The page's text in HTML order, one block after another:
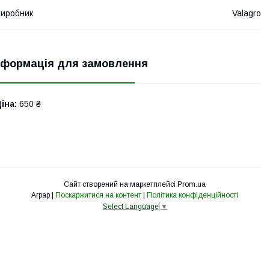
Valagro
для замовлення
650 ₴
Сайт створений на маркетплейсі Prom.ua
Поскаржитися на контент
Політика конфіденційності
Select Language ▼